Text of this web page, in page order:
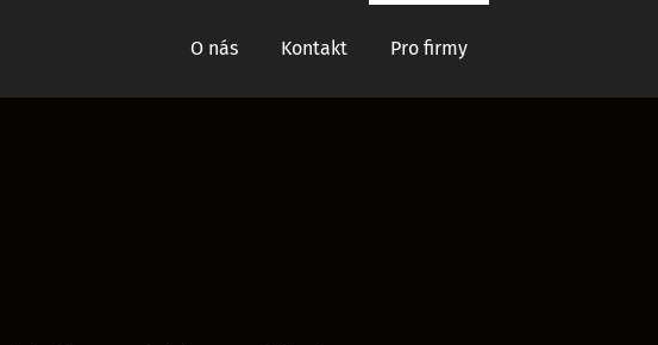
O nás Kontakt Pro firmy